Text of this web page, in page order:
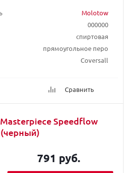
Molotow
000000
спиртовая
прямоугольное перо
Coversall
Сравнить
Speedflow
791 руб.